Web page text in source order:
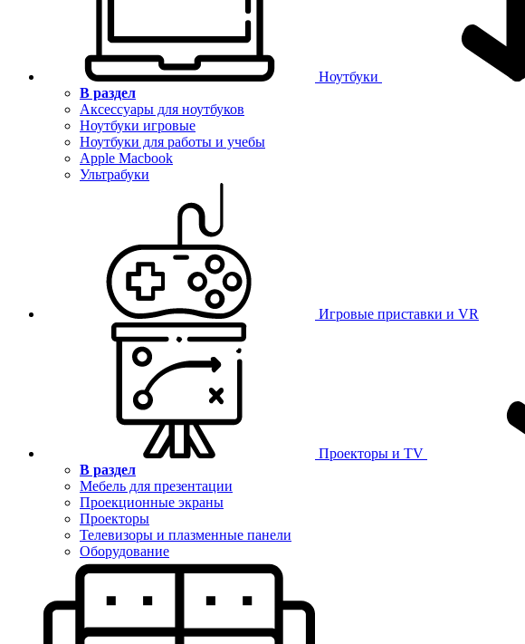
Ноутбуки
В раздел
Аксессуары для ноутбуков
Ноутбуки игровые
Ноутбуки для работы и учебы
Apple Macbook
Ультрабуки
Игровые приставки и VR
Проекторы и TV
В раздел
Мебель для презентации
Проекционные экраны
Проекторы
Телевизоры и плазменные панели
Оборудование